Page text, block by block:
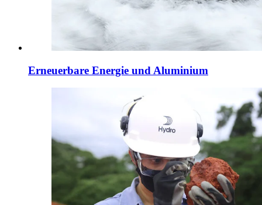
Erneuerbare Energie und Aluminium